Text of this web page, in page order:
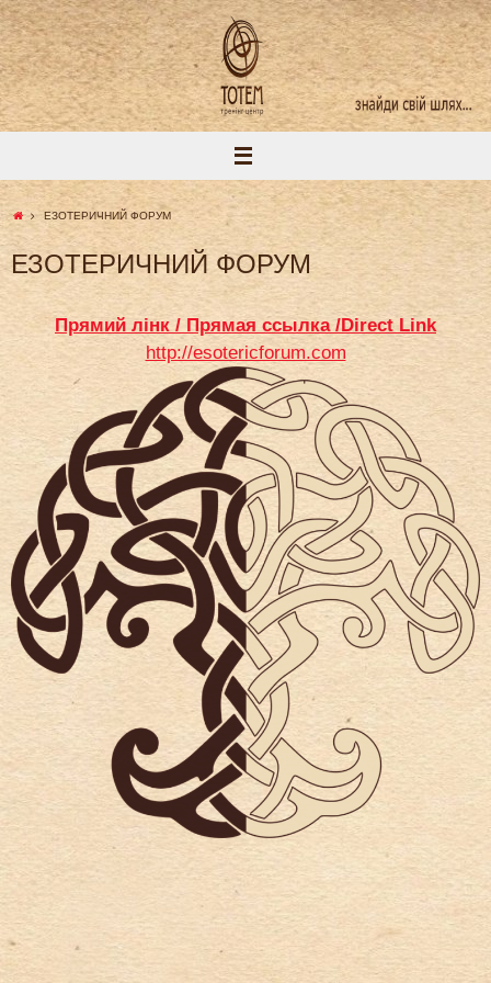
Перейти
к
содержимому
ДомойЕЗОТЕРИЧНИЙ ФОРУМ
ЕЗОТЕРИЧНИЙ ФОРУМ
Прямий лінк / Прямая ссылка /Direct Link
http://esotericforum.com